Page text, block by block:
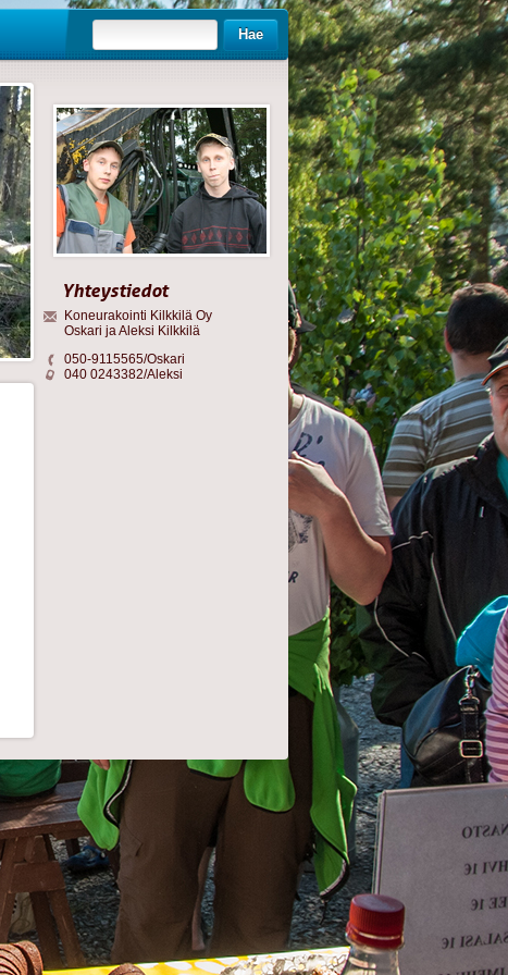
Hae
Yhteystiedot
Koneurakointi Kilkkilä Oy
Oskari ja Aleksi Kilkkilä
050-9115565/Oskari
040 0243382/Aleksi